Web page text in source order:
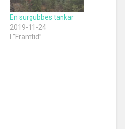
En surgubbes tankar
2019-11-24
I ”Framtid”